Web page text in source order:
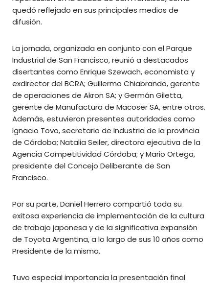
quedó reflejado en sus principales medios de
difusión.
La jornada, organizada en conjunto con el Parque
Industrial de San Francisco, reunió a destacados
disertantes como Enrique Szewach, economista y
exdirector del BCRA; Guillermo Chiabrando, gerente
de operaciones de Akron SA; y Germán Giletta,
gerente de Manufactura de Macoser SA, entre otros.
Además, estuvieron presentes autoridades como
Ignacio Tovo, secretario de Industria de la provincia
de Córdoba; Natalia Seiler, directora ejecutiva de la
Agencia Competitividad Córdoba; y Mario Ortega,
presidente del Concejo Deliberante de San
Francisco.
Por su parte, Daniel Herrero compartió toda su
exitosa experiencia de implementación de la cultura
de trabajo japonesa y de la significativa expansión
de Toyota Argentina, a lo largo de sus 10 años como
Presidente de la misma.
Tuvo especial importancia la presentación final